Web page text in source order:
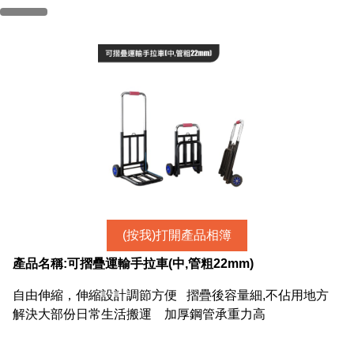
(按我)打開產品相簿
產品名稱:可摺疊運輸手拉車(中,管粗22mm)
自由伸縮，伸縮設計調節方便 摺疊後容量細,不佔用地方
解決大部份日常生活搬運 加厚鋼管承重力高